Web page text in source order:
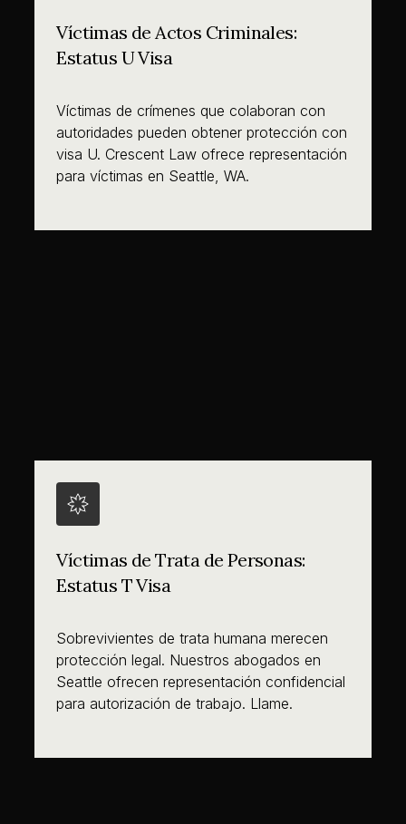
Víctimas de Actos Criminales:
Estatus U Visa
Víctimas de crímenes que colaboran con
autoridades pueden obtener protección con
visa U. Crescent Law ofrece representación
para víctimas en Seattle, WA.
Víctimas de Trata de Personas:
Estatus T Visa
Sobrevivientes de trata humana merecen
protección legal. Nuestros abogados en
Seattle ofrecen representación confidencial
para autorización de trabajo. Llame.